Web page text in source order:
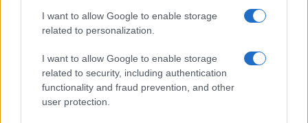
I want to allow Google to enable storage
related to personalization.
I want to allow Google to enable storage
related to security, including authentication
functionality and fraud prevention, and other
user protection.